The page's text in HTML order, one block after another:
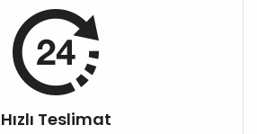
Hızlı Teslimat